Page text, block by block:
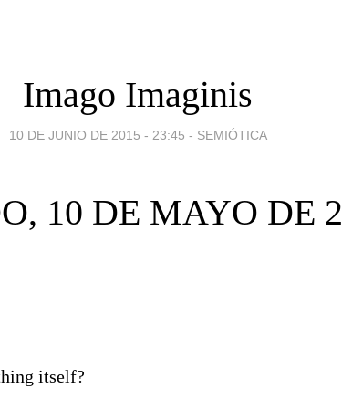
Imago Imaginis
10 DE JUNIO DE 2015 - 23:45 - SEMIÓTICA
10 DE MAYO DE
itself?